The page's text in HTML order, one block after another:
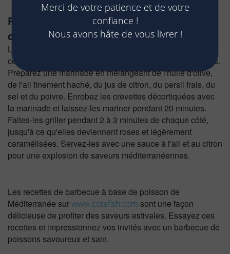
RECETTE 3: Recette des
crevettes Marinées à l'Ail et au Citron
Les
cette recette simple met en valeur leurs saveurs naturelles.
Préparez une marinade en mélangeant de l'huile d'olive,
de l'ail finement haché, du jus de citron, du persil frais, du
sel et du poivre. Enrobez les crevettes décortiquées avec
la marinade et laissez-les mariner pendant 20 minutes.
Faites-les griller pendant 2 à 3 minutes de chaque côté,
jusqu'à ce qu'elles deviennent roses et légèrement
caramélisées. Servez-les avec une sauce à l'ail et au citron
pour une explosion de saveurs méditerranéennes.
Les recettes de barbecue à base de poisson de
Méditerranée surwww.cotefish.com sont une façon
délicieuse de profiter des saveurs estivales. Essayez ces
recettes et impressionnez vos invités avec un barbecue de
poissons savoureux et sain.
Merci de votre patience et de votre
confiance !
Nous avons hâte de vous livrer !